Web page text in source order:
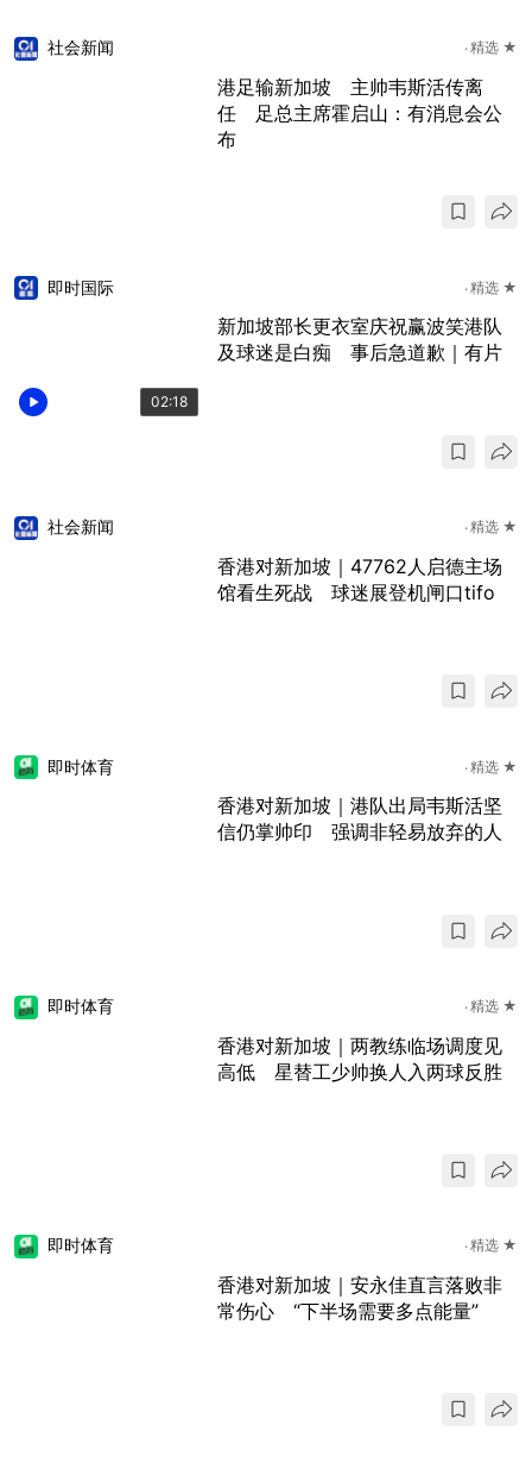
社会新闻 精选 ★
港足输新加坡 主帅韦斯活传离
任 足总主席霍启山：有消息会公
布
02:18
即时国际 精选 ★
新加坡部长更衣室庆祝赢波笑港队
及球迷是白痴 事后急道歉｜有片
社会新闻 精选 ★
香港对新加坡｜47762人启德主场
馆看生死战 球迷展登机闸口tifo
即时体育 精选 ★
香港对新加坡｜港队出局韦斯活坚
信仍掌帅印 强调非轻易放弃的人
即时体育 精选 ★
香港对新加坡｜两教练临场调度见
高低 星替工少帅换人入两球反胜
即时体育 精选 ★
香港对新加坡｜安永佳直言落败非
常伤心 “下半场需要多点能量”